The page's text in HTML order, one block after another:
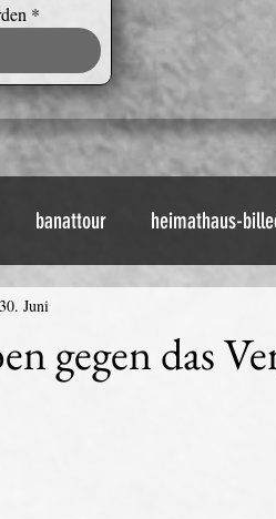
*
banattour heimathaus-
gegen das
30. Juni